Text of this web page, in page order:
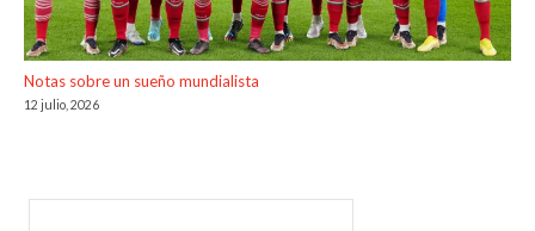
Notas sobre un sueño mundialista
12 julio, 2026